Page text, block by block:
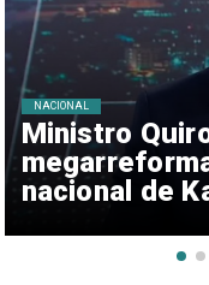
Ministro
nacional de
NACIONAL